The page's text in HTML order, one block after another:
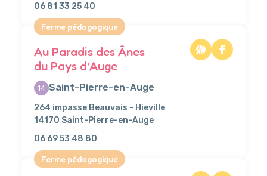
06 81 33 25 40
Ferme pédagogique
Au Paradis des Ânes
du Pays d’Auge
14 Saint-Pierre-en-Auge
264 impasse Beauvais - Hieville
14170 Saint-Pierre-en-Auge
06 69 53 48 80
Ferme pédagogique